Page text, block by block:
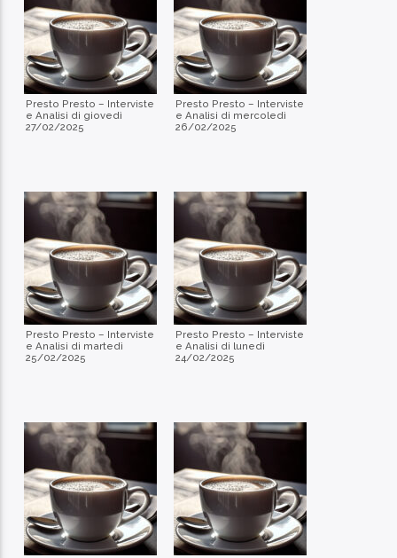
Presto Presto – Interviste
e Analisi di giovedì
27/02/2025
Presto Presto – Interviste
e Analisi di mercoledì
26/02/2025
Presto Presto – Interviste
e Analisi di martedì
25/02/2025
Presto Presto – Interviste
e Analisi di lunedì
24/02/2025